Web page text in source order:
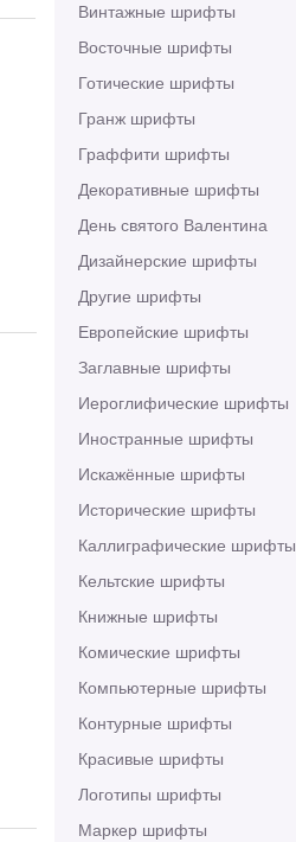
Винтажные шрифты
Восточные шрифты
Готические шрифты
Гранж шрифты
Граффити шрифты
Декоративные шрифты
День святого Валентина
Дизайнерские шрифты
Другие шрифты
Европейские шрифты
Заглавные шрифты
Иероглифические шрифты
Иностранные шрифты
Искажённые шрифты
Исторические шрифты
Каллиграфические шрифты
Кельтские шрифты
Книжные шрифты
Комические шрифты
Компьютерные шрифты
Контурные шрифты
Красивые шрифты
Логотипы шрифты
Маркер шрифты